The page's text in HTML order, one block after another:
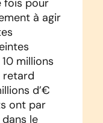
fois pour
à agir
millions
retard
d’€
ont par
le